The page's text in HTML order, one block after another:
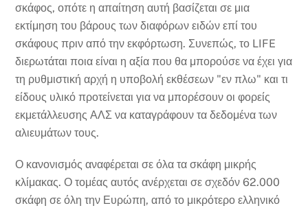
σκάφος, οπότε η απαίτηση αυτή βασίζεται σε μια
εκτίμηση του βάρους των διαφόρων ειδών επί του
σκάφους πριν από την εκφόρτωση. Συνεπώς, το LIFE
διερωτάται ποια είναι η αξία που θα μπορούσε να έχει για
τη ρυθμιστική αρχή η υποβολή εκθέσεων "εν πλω" και τι
είδους υλικό προτείνεται για να μπορέσουν οι φορείς
εκμετάλλευσης ΑΛΣ να καταγράφουν τα δεδομένα των
αλιευμάτων τους.
Ο κανονισμός αναφέρεται σε όλα τα σκάφη μικρής
κλίμακας. Ο τομέας αυτός ανέρχεται σε σχεδόν 62.000
σκάφη σε όλη την Ευρώπη, από το μικρότερο ελληνικό